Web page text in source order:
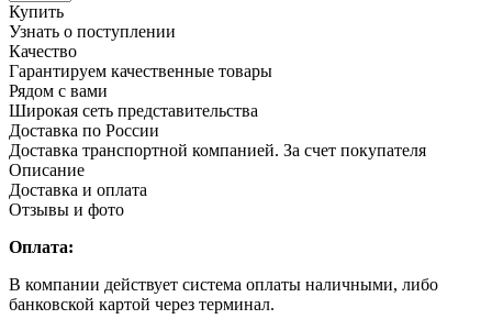
Купить
Узнать о поступлении
Качество
Гарантируем качественные товары
Рядом с вами
Широкая сеть представительства
Доставка по России
Доставка транспортной компанией. За счет покупателя
Описание
Доставка и оплата
Отзывы и фото
Оплата:
В компании действует система оплаты наличными, либо
банковской картой через терминал.